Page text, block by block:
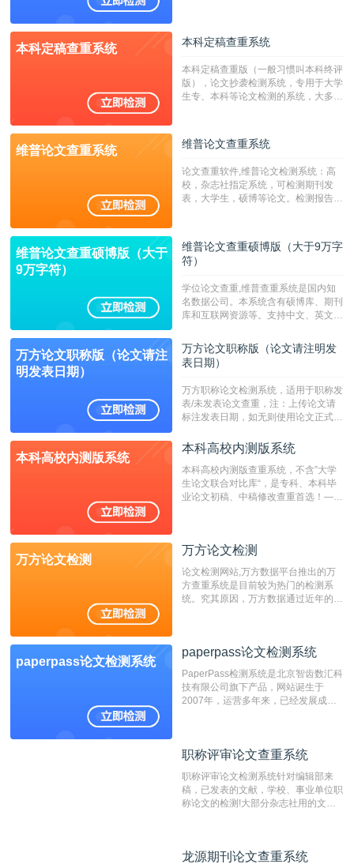
校用来检测硕博论文的系统，检测范围
广，数据来源真实，检测算法合理!本
字符数30万）
本科定稿查重系统 本科定稿查重系统
本科定稿查重版（一般习惯叫本科终评
版），论文抄袭检测系统，专用于大学
生专、本科等论文检测的系统，大多数
维普论文查重系统 维普论文查重系统
论文查重软件,维普论文检测系统：高
校，杂志社指定系统，可检测期刊发
表，大学生，硕博等论文。检测报告支
维普论文查重硕博版（大于
9万字符）
维普论文查重硕博版（大于9万字
符）
学位论文查重,维普查重系统是国内知
名数据公司。本系统含有硕博库、期刊
库和互联网资源等。支持中文、英文、
定院校！！！
万方论文职称版（论文请注
明发表日期）
万方论文职称版（论文请注明发
表日期）
万方职称论文检测系统，适用于职称发
表/未发表论文查重，注：上传论文请
标注发表日期，如无则使用论文正式发
成时间作为发表日期。
本科高校内测版系统
本科高校内测版系统
本科高校内测版查重系统，不含”大学
生论文联合对比库“，是专科、本科毕
业论文初稿、中稿修改查重首选！——
万方论文检测
万方论文检测
论文检测网站,万方数据平台推出的万
方查重系统是目前较为热门的检测系
统。究其原因，万方数据通过近年的发
非。其次，相对于知网而言，万方检测
重的推荐系统。
paperpass论文检测系统
paperpass论文检测系统
PaperPass检测系统是北京智齿数汇科
技有限公司旗下产品，网站诞生于
2007年，运营多年来，已经发展成为
检测速度快、精度高，市场反映良好。
职称评审论文查重系统
职称评审论文检测系统针对编辑部来
稿，已发表的文献，学校、事业单位职
称论文的检测!大部分杂志社用的文献
编辑部检测来稿和已发表的文献,检测
龙源期刊论文查重系统